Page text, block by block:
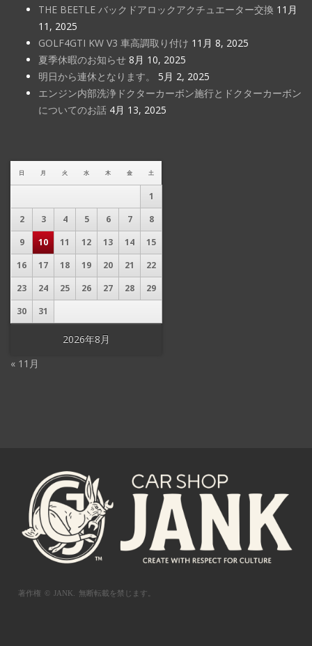
THE BEETLE バックドアロックアクチュエーター交換 11月
11, 2025
GOLF4GTI KW V3 車高調取り付け 11月 8, 2025
夏季休暇のお知らせ 8月 10, 2025
明日から連休となります。
5月 2, 2025
エンジン内部洗浄ドクターカーボン施行とドクターカーボン
についてのお話 4月 13, 2025
2026年8月
日 月 火 水 木 金 土
1
2
3 4 5 6 7
8
9
10 11 12 13 14
15
16
17 18 19 20 21
22
23
24 25 26 27 28
29
30
31
« 11月
著作権 © JANK. 無断転載を禁じます。